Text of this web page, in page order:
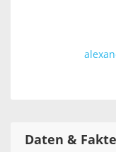
Daten &